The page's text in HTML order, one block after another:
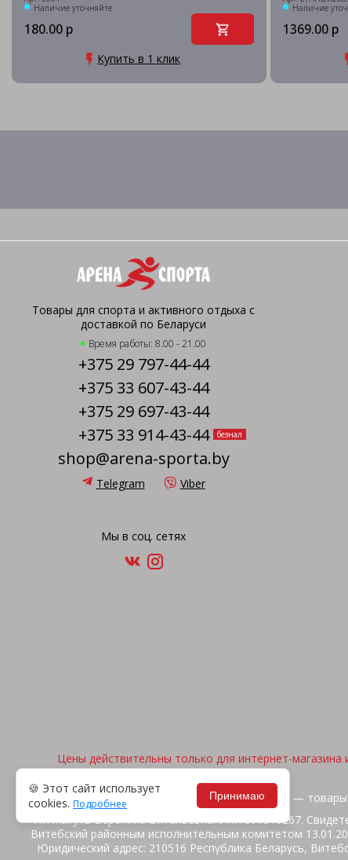
Наличие уточняйте
180.00 р
Купить в 1 клик
Наличие
1369.00 р
Товары для спорта и активного отдыха с
доставкой по Беларуси
Время работы: 8.00 - 21.00
+375 29 797-44-44
+375 33 607-43-44
+375 29 697-43-44
+375 33 914-43-44
безнал
shop@arena-sporta.by
Telegram Viber
Мы в соц. сетях
Цены действительны только для интернет-
2026, © "Арена спорта" —
ИП Жакуть Вероника Витальевна. УНП 391316267.
Витебский районным исполнительным комитетом
Юридический адрес: 210516 Республика Беларусь,
🍪 Этот сайт использует
cookies. Подробнее
Принимаю